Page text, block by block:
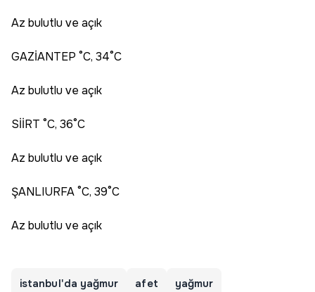
Az bulutlu ve açık
GAZİANTEP °C, 34°C
Az bulutlu ve açık
SİİRT °C, 36°C
Az bulutlu ve açık
ŞANLIURFA °C, 39°C
Az bulutlu ve açık
istanbul'da yağmur afet yağmur